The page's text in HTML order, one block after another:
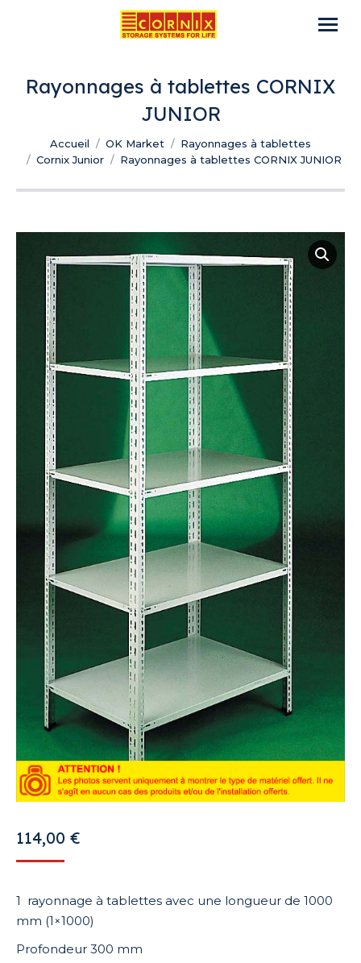
Rayonnages à tablettes CORNIX
JUNIOR
Vous êtes ici :
Accueil OK Market
Rayonnages à tablettes
Cornix Junior
Rayonnages à tablettes CORNIX JUNIOR
114,00 €
1 rayonnage à tablettes avec une longueur de 1000
mm (1×1000)
Profondeur 300 mm